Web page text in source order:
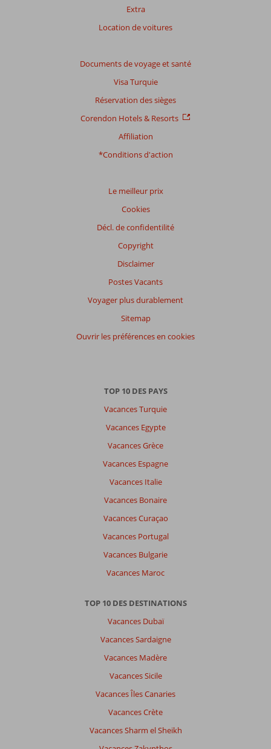
Extra
Location de voitures
Documents de voyage et santé
Visa Turquie
Réservation des sièges
Corendon Hotels & Resorts
Affiliation
*Conditions d'action
Le meilleur prix
Cookies
Décl. de confidentilité
Copyright
Disclaimer
Postes Vacants
Voyager plus durablement
Sitemap
Ouvrir les préférences en cookies
TOP 10 DES PAYS
Vacances Turquie
Vacances Egypte
Vacances Grèce
Vacances Espagne
Vacances Italie
Vacances Bonaire
Vacances Curaçao
Vacances Portugal
Vacances Bulgarie
Vacances Maroc
TOP 10 DES DESTINATIONS
Vacances Dubaï
Vacances Sardaigne
Vacances Madère
Vacances Sicile
Vacances Îles Canaries
Vacances Crète
Vacances Sharm el Sheikh